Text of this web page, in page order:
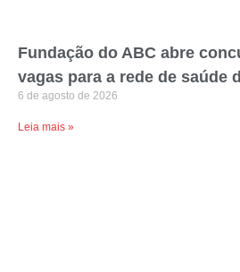
Fundação do ABC abre
vagas para a rede de saúde
6 de agosto de 2026
Leia mais »